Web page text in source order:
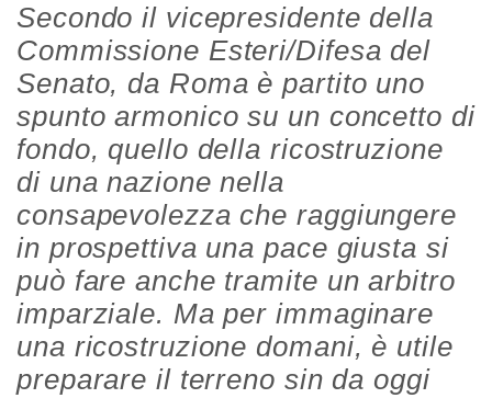
Secondo il vicepresidente della
Commissione Esteri/Difesa del
Senato, da Roma è partito uno
spunto armonico su un concetto di
fondo, quello della ricostruzione
di una nazione nella
consapevolezza che raggiungere
in prospettiva una pace giusta si
può fare anche tramite un arbitro
imparziale. Ma per immaginare
una ricostruzione domani, è utile
preparare il terreno sin da oggi